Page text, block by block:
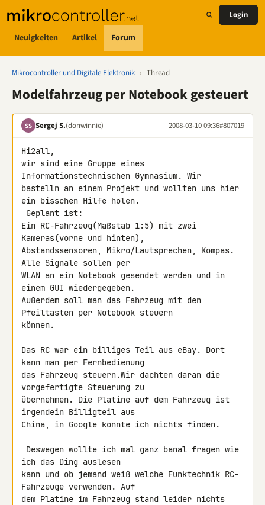
Neuigkeiten Artikel Forum
Login
Mikrocontroller und Digitale Elektronik › Thread
Modelfahrzeug per Notebook gesteuert
SS Sergej S.(donwinnie) 2008-03-10 09:36#807019
Hi2all,
wir sind eine Gruppe eines
Informationstechnischen Gymnasium. Wir
bastelln an einem Projekt und wollten uns hier
ein bisschen Hilfe holen.
Ein RC-Fahrzeug(Maßstab 1:5) mit zwei
Kameras(vorne und hinten),
Abstandssensoren, Mikro/Lautsprechen, Kompas.
Alle Signale sollen per
WLAN an ein Notebook gesendet werden und in
einem GUI wiedergegeben.
Außerdem soll man das Fahrzeug mit den
Pfeiltasten per Notebook steuern
können.
Das RC war ein billiges Teil aus eBay. Dort
kann man per Fernbedienung
das Fahrzeug steuern.Wir dachten daran die
vorgefertigte Steuerung zu
übernehmen. Die Platine auf dem Fahrzeug ist
irgendein Billigteil aus
China, in Google konnte ich nichts finden.
ich das Ding auslesen
kann und ob jemand weiß welche Funktechnik RC-
Fahrzeuge verwenden. Auf
dem Platine im Fahrzeug stand leider nichts